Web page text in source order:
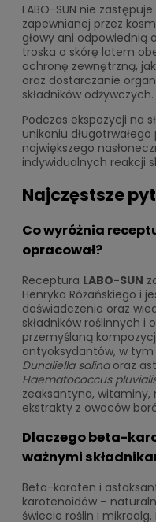
LABO-SUN nie
zapewnianej przez
głowy ani odpowiednią
troska o skórę latem
ochronę zewnętrzną,
oraz dostarczanie
składników odżywczych.
Podczas ekspozycji na
unikaniu
największego
indywidualnych reakcji
Najczęstsze
Co wyróżnia
opracował?
Receptura LABO-SUN
Henryka Różańskiego i
doświadczenia oraz
składników roślinnych i
przemyślaną
antyoksydantów, w
Dunaliella salinaoraz
Haematococcus
zeaksantyna, witaminy,
ekstrakty z owoców
Dlaczego beta-
ważnymi
Beta-karoten i
karotenoidów –
świecie roślin i mikroalg.